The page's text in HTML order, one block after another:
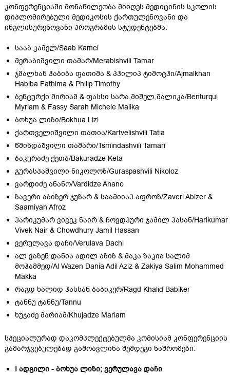
კონფერენციაში მონაწილეობა მიიღეს მედიცინის სკოლის
დიპლომირებული მედიკოსის ქართულენოვანი და
ინგლისურენოვანი პროგრამის სტუდენტებმა:
სააბ კამელ/Saab Kamel
მერაბიშვილი თამარ/Merabishvili Tamar
ჯმალხან ჰაბიბა ფათიმა & პჰილიპ ტიმოტჰი/Ajmalkhan
Habiba Fathima & Philip Timothy
ბენტურქი მირიამ & ფასსი სარა,მიშელ,მალიკა/Benturqui
Myriam & Fassy Sarah Michele Malika
ბოხუა ლიზი/Bokhua Lizi
ქართველიშვილი თათია/Kartvelishvili Tatia
წმინდაშვილი თამარი/Tsmindashvili Tamari
ბაკურაძე ქეთა/Bakuradze Keta
გურასპაშვილი ნიკოლოზ/Guraspashvili Nikoloz
ვარდიძე ანანო/Vardidze Anano
ზავერი აბიზერ ჯუზარ & საამიიაჰ აფროზ/Zaveri Abizer &
Saamiyah Afroz
ჰარიკუმარ ვივეკ ნაირ & ჩოვდჰური ჯამილ ჰასან/Harikumar
Vivek Nair & Chowdhury Jamil Hassan
ვერულავა დაჩი/Verulava Dachi
ალ ვაზენ დანია ადილ აზიზ & მაკა ზაკია სალიმ
მოჰამმედ/Al Wazen Dania Adil Aziz & Zakiya Salim Mohammed
Makka
რაგდ ხალიდ ჰასსან ბაბიკერ/Ragd Khalid Babiker
ტანნუ ტანნუ/Tannu
ხუჯაძე მარიამ/Khujadze Mariam
სპეციალურად დაკომპლექტებულმა კომისიამ კონფერენციის
გამარჯვებულებად გამოავლინა შემდეგი ნაშრომები:
I ადგილი - ბოხუა ლიზი; ვერულავა დაჩი